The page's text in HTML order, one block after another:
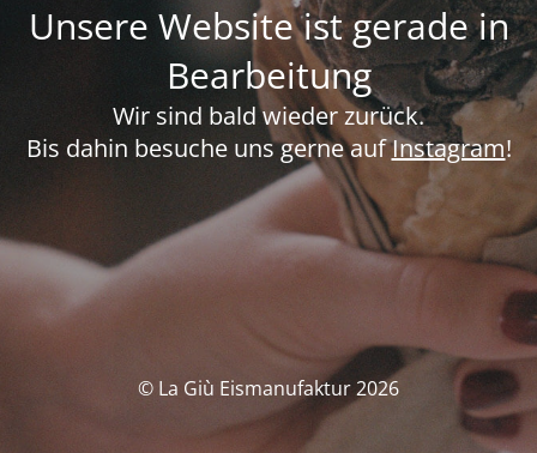
Unsere Website ist gerade in
Bearbeitung
Wir sind bald wieder zurück.
Bis dahin besuche uns gerne aufInstagram!
© La Giù Eismanufaktur 2026